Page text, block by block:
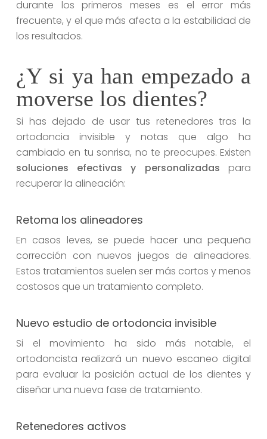
durante los primeros meses es el error más
frecuente, y el que más afecta a la estabilidad de
los resultados.
¿Y si ya han empezado a
moverse los dientes?
Si has dejado de usar tus retenedores tras la
ortodoncia invisible y notas que algo ha
cambiado en tu sonrisa, no te preocupes. Existen
soluciones efectivas y personalizadas para
recuperar la alineación:
Retoma los alineadores
En casos leves, se puede hacer una pequeña
corrección con nuevos juegos de alineadores.
Estos tratamientos suelen ser más cortos y menos
costosos que un tratamiento completo.
Nuevo estudio de ortodoncia invisible
Si el movimiento ha sido más notable, el
ortodoncista realizará un nuevo escaneo digital
para evaluar la posición actual de los dientes y
diseñar una nueva fase de tratamiento.
Retenedores activos